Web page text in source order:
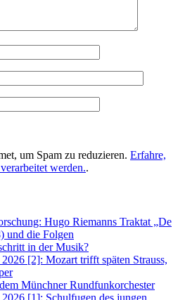
um Spam zu reduzieren. Erfahre,
werden..
Hugo Riemanns Traktat „De
und die Folgen
in der Musik?
[2]: Mozart trifft späten Strauss,
Münchner Rundfunkorchester